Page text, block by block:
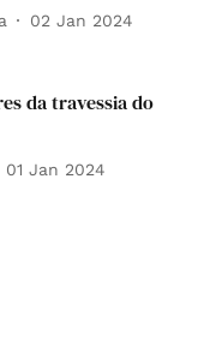
02 Jan 2024
da travessia do
01 Jan 2024